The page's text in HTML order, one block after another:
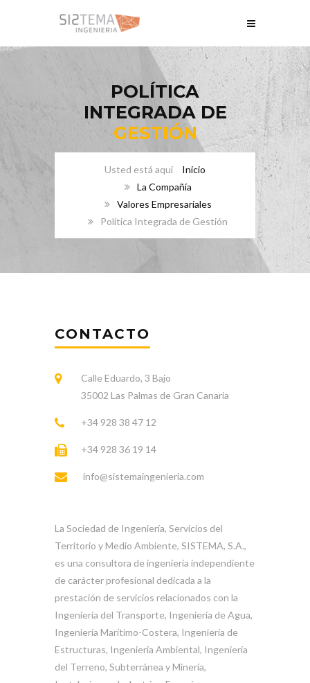
POLÍTICA
INTEGRADA DE
GESTIÓN
Inicio
La Compañía
Valores Empresariales
Política Integrada de Gestión
CONTACTO
Calle Eduardo, 3 Bajo
35002 Las Palmas de Gran Canaria
+34 928 38 47 12
+34 928 36 19 14
info@sistemaingenieria.com
La Sociedad de Ingeniería, Servicios del
Territorio y Medio Ambiente, SISTEMA, S.A.,
es una consultora de ingeniería independiente
de carácter profesional dedicada a la
prestación de servicios relacionados con la
Ingeniería del Transporte, Ingeniería de Agua,
Ingeniería Marítimo-Costera, Ingeniería de
Estructuras, Ingeniería Ambiental, Ingeniería
del Terreno, Subterránea y Minería,